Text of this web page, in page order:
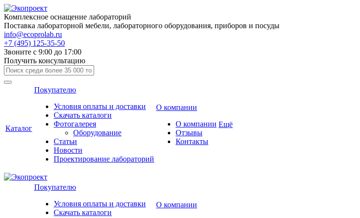
Комплексное оснащение лабораторий
Поставка лабораторной мебели, лабораторного оборудования, приборов и посуды
info@ecoprolab.ru
+7 (495) 125-35-50
Звоните с 9:00 до 17:00
Получить консультацию
Каталог
Покупателю
Условия оплаты и доставки
Скачать каталоги
Фотогалерея
Оборудование
Статьи
Новости
Проектирование лабораторий
О компании
О компании
Отзывы
Контакты
Ещё
Покупателю
Условия оплаты и доставки
Скачать каталоги
О компании